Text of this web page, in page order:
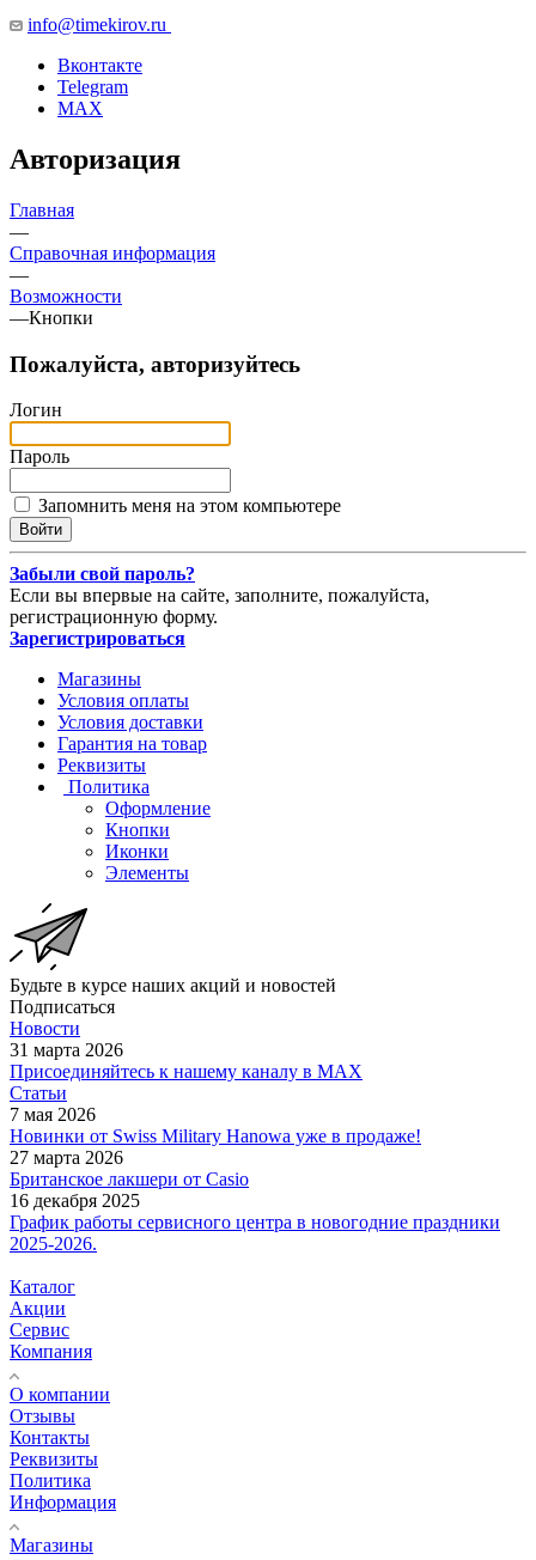
info@timekirov.ru
Вконтакте
Telegram
MAX
Авторизация
Главная
—
Справочная информация
—
Возможности
—Кнопки
Пожалуйста, авторизуйтесь
Логин
Пароль
Запомнить меня на этом компьютере
Забыли свой пароль?
Если вы впервые на сайте, заполните, пожалуйста,
регистрационную форму.
Зарегистрироваться
Магазины
Условия оплаты
Условия доставки
Гарантия на товар
Реквизиты
Политика
Оформление
Кнопки
Иконки
Элементы
Будьте в курсе наших акций и новостей
Подписаться
Новости
31 марта 2026
Присоединяйтесь к нашему каналу в МАХ
Статьи
7 мая 2026
Новинки от Swiss Military Hanowa уже в продаже!
27 марта 2026
Британское лакшери от Casio
16 декабря 2025
График работы сервисного центра в новогодние праздники
2025-2026.
Каталог
Акции
Сервис
Компания
О компании
Отзывы
Контакты
Реквизиты
Политика
Информация
Магазины